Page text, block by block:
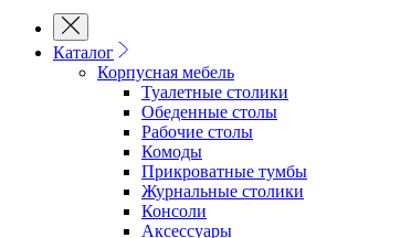
Каталог
Корпусная мебель
Туалетные столики
Обеденные cтолы
Рабочие столы
Комоды
Прикроватные тумбы
Журнальные столики
Консоли
Аксессуары